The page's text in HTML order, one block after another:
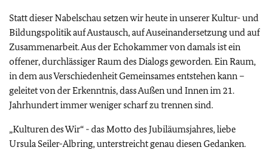
Statt dieser Nabelschau setzen wir heute in unserer Kultur- und
Bildungspolitik auf Austausch, auf Auseinandersetzung und auf
Zusammenarbeit. Aus der Echokammer von damals ist ein
offener, durchlässiger Raum des Dialogs geworden. Ein Raum,
in dem aus Verschiedenheit Gemeinsames entstehen kann –
geleitet von der Erkenntnis, dass Außen und Innen im 21.
Jahrhundert immer weniger scharf zu trennen sind.
„Kulturen des Wir“ - das Motto des Jubiläumsjahres, liebe
Ursula Seiler-Albring, unterstreicht genau diesen Gedanken.